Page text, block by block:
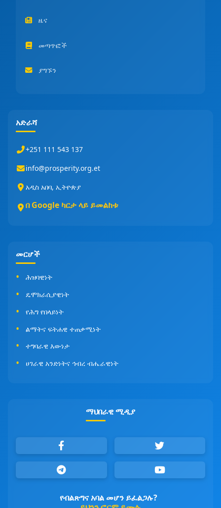
ዜና
መጣጥፎች
ያግኙን
አድራሻ
+251 111 543 137
info@prosperity.org.et
አዲስ አበባ, ኢትዮጵያ
በ Google ካርታ ላይ ይመልከቱ
መርሆች
ሕዝባዊነት
ዴሞክራሲያዊነት
የሕግ የበላይነት
ልማትና ፍትሐዊ ተጠቃሚነት
ተግባራዊ እውነታ
ሀገራዊ አንድነትና ኅብረ ብሔራዊነት
ማህበራዊ ሚዲያ
የብልጽግና አባል መሆን ይፈልጋሉ?